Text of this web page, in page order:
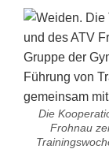
Die
Frohnau